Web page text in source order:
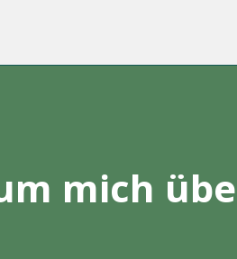
mich